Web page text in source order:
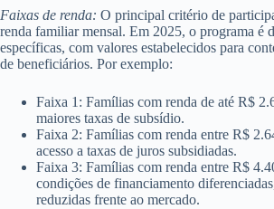
Faixas de renda: O principal critério de
renda familiar mensal. Em 2025, o programa é
específicas, com valores estabelecidos para
de beneficiários. Por exemplo:
Faixa 1: Famílias com renda de até R$
maiores taxas de subsídio.
Faixa 2: Famílias com renda entre R$
acesso a taxas de juros subsidiadas.
Faixa 3: Famílias com renda entre R$
condições de financiamento
reduzidas frente ao mercado.